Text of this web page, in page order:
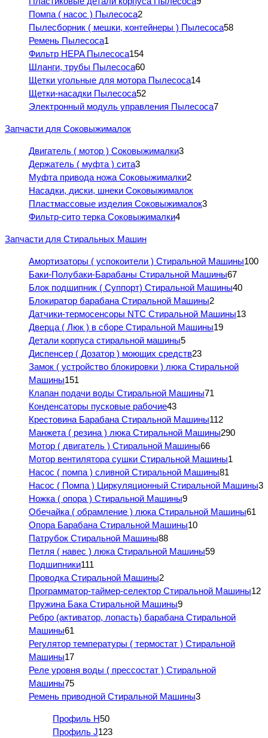
Помпа ( насос ) Пылесоса2
Пылесборник ( мешки, контейнеры ) Пылесоса58
Ремень Пылесоса1
Фильтр HEPA Пылесоса154
Шланги, трубы Пылесоса60
Щетки угольные для мотора Пылесоса14
Щетки-насадки Пылесоса52
Электронный модуль управления Пылесоса7
Запчасти для Соковыжималок
Двигатель ( мотор ) Соковыжималки3
Держатель ( муфта ) сита3
Муфта привода ножа Соковыжималки2
Насадки, диски, шнеки Соковыжималок
Пластмассовые изделия Соковыжималок3
Фильтр-сито терка Соковыжималки4
Запчасти для Стиральных Машин
Амортизаторы ( успокоители ) Стиральной Машины100
Баки-Полубаки-Барабаны Стиральной Машины67
Блок подшипник ( Суппорт) Стиральной Машины40
Блокиратор барабана Стиральной Машины2
Датчики-термосенсоры NTC Стиральной Машины13
Дверца ( Люк ) в сборе Стиральной Машины19
Детали корпуса стиральной машины5
Диспенсер ( Дозатор ) моющих средств23
Замок ( устройство блокировки ) люка Стиральной
Машины151
Клапан подачи воды Стиральной Машины71
Конденсаторы пусковые рабочие43
Крестовина Барабана Стиральной Машины112
Манжета ( резина ) люка Стиральной Машины290
Мотор ( двигатель ) Стиральной Машины66
Мотор вентилятора сушки Стиральной Машины1
Насос ( помпа ) сливной Стиральной Машины81
Насос ( Помпа ) Циркуляционный Стиральной Машины3
Ножка ( опора ) Стиральной Машины9
Обечайка ( обрамление ) люка Стиральной Машины61
Опора Барабана Стиральной Машины10
Патрубок Стиральной Машины88
Петля ( навес ) люка Стиральной Машины59
Подшипники111
Проводка Стиральной Машины2
Программатор-таймер-селектор Стиральной Машины12
Пружина Бака Стиральной Машины9
Ребро (активатор, лопасть) барабана Стиральной
Машины61
Регулятор температуры ( термостат ) Стиральной
Машины17
Реле уровня воды ( прессостат ) Стиральной
Машины75
Ремень приводной Стиральной Машины3
Профиль H50
Профиль J123